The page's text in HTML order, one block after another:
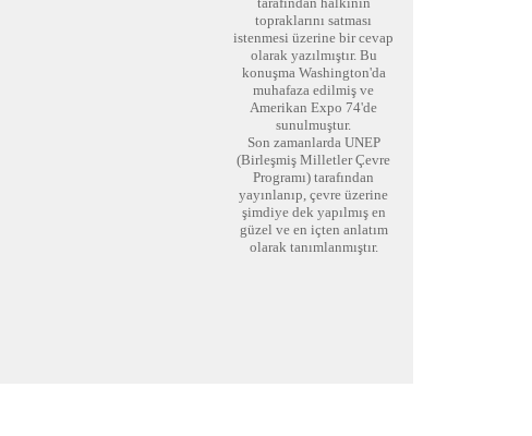
topraklarını satması
istenmesi üzerine bir cevap
olarak yazılmıştır. Bu
konuşma Washington'da
muhafaza edilmiş ve
Amerikan Expo 74'de
sunulmuştur.
Son zamanlarda UNEP
(Birleşmiş Milletler Çevre
Programı) tarafından
yayınlanıp, çevre üzerine
şimdiye dek yapılmış en
güzel ve en içten anlatım
olarak tanımlanmıştır.